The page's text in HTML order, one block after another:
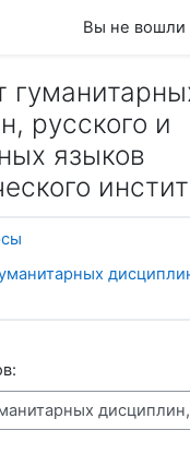
Вы не вошли
русского и
языков